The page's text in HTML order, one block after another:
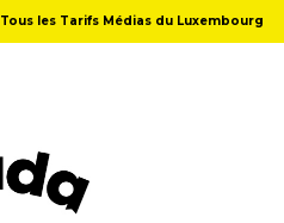
Tous les Tarifs Médias du Luxembourg